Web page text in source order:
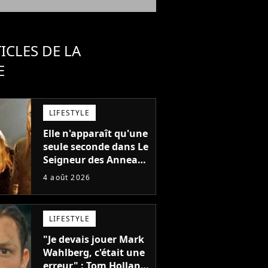
DE LA
LIFESTYLE
Elle n'apparaît qu'une
seule seconde dans Le
Seigneur des Anneaux
: avez-vous reconnu
cinéma dans la saga ?
4 août 2026
LIFESTYLE
"Je devais jouer Mark
Wahlberg, c'était une